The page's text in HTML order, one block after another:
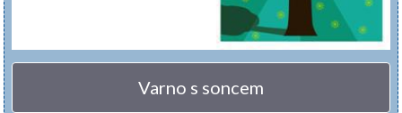
Varno s soncem